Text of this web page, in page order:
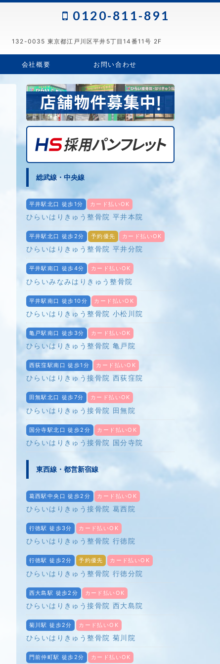
0120-811-891
132-0035 東京都江戸川区平井5丁目14番11号 2F
会社概要 お問い合わせ
総武線・中央線
平井駅北口 徒歩1分 カード払いOK
ひらいはりきゅう整骨院 平井本院
平井駅北口 徒歩2分 予約優先 カード払いOK
ひらいはりきゅう整骨院 平井分院
平井駅南口 徒歩4分 カード払いOK
ひらいみなみはりきゅう整骨院
平井駅南口 徒歩10分 カード払いOK
ひらいはりきゅう整骨院 小松川院
亀戸駅南口 徒歩3分 カード払いOK
ひらいはりきゅう整骨院 亀戸院
西荻窪駅南口 徒歩1分 カード払いOK
ひらいはりきゅう接骨院 西荻窪院
田無駅北口 徒歩7分 カード払いOK
ひらいはりきゅう接骨院 田無院
国分寺駅北口 徒歩2分 カード払いOK
ひらいはりきゅう接骨院 国分寺院
東西線・都営新宿線
葛西駅中央口 徒歩2分 カード払いOK
ひらいはりきゅう接骨院 葛西院
行徳駅 徒歩3分 カード払いOK
ひらいはりきゅう整骨院 行徳院
行徳駅 徒歩2分 予約優先 カード払いOK
ひらいはりきゅう整骨院 行徳分院
西大島駅 徒歩2分 カード払いOK
ひらいはりきゅう接骨院 西大島院
菊川駅 徒歩2分 カード払いOK
ひらいはりきゅう整骨院 菊川院
門前仲町駅 徒歩2分 カード払いOK